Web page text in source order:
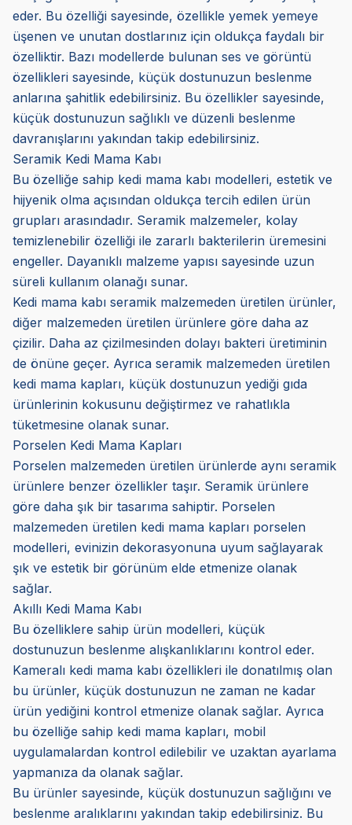
eder. Bu özelliği sayesinde, özellikle yemek yemeye
üşenen ve unutan dostlarınız için oldukça faydalı bir
özelliktir. Bazı modellerde bulunan ses ve görüntü
özellikleri sayesinde, küçük dostunuzun beslenme
anlarına şahitlik edebilirsiniz. Bu özellikler sayesinde,
küçük dostunuzun sağlıklı ve düzenli beslenme
davranışlarını yakından takip edebilirsiniz.
Seramik Kedi Mama Kabı
Bu özelliğe sahip kedi mama kabı modelleri, estetik ve
hijyenik olma açısından oldukça tercih edilen ürün
grupları arasındadır. Seramik malzemeler, kolay
temizlenebilir özelliği ile zararlı bakterilerin üremesini
engeller. Dayanıklı malzeme yapısı sayesinde uzun
süreli kullanım olanağı sunar.
Kedi mama kabı seramik malzemeden üretilen ürünler,
diğer malzemeden üretilen ürünlere göre daha az
çizilir. Daha az çizilmesinden dolayı bakteri üretiminin
de önüne geçer. Ayrıca seramik malzemeden üretilen
kedi mama kapları, küçük dostunuzun yediği gıda
ürünlerinin kokusunu değiştirmez ve rahatlıkla
tüketmesine olanak sunar.
Porselen Kedi Mama Kapları
Porselen malzemeden üretilen ürünlerde aynı seramik
ürünlere benzer özellikler taşır. Seramik ürünlere
göre daha şık bir tasarıma sahiptir. Porselen
malzemeden üretilen kedi mama kapları porselen
modelleri, evinizin dekorasyonuna uyum sağlayarak
şık ve estetik bir görünüm elde etmenize olanak
sağlar.
Akıllı Kedi Mama Kabı
Bu özelliklere sahip ürün modelleri, küçük
dostunuzun beslenme alışkanlıklarını kontrol eder.
Kameralı kedi mama kabı özellikleri ile donatılmış olan
bu ürünler, küçük dostunuzun ne zaman ne kadar
ürün yediğini kontrol etmenize olanak sağlar. Ayrıca
bu özelliğe sahip kedi mama kapları, mobil
uygulamalardan kontrol edilebilir ve uzaktan ayarlama
yapmanıza da olanak sağlar.
Bu ürünler sayesinde, küçük dostunuzun sağlığını ve
beslenme aralıklarını yakından takip edebilirsiniz. Bu